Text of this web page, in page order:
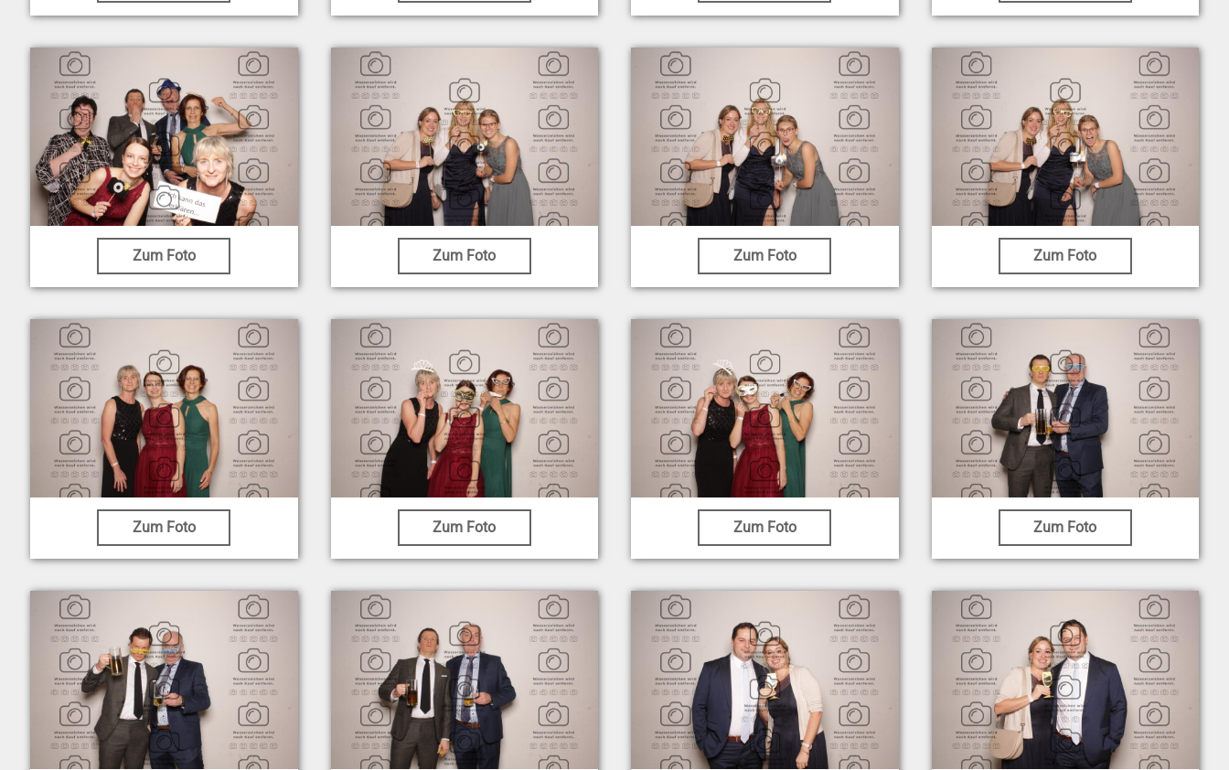
Zum Foto Zum Foto Zum Foto Zum Foto
Zum Foto Zum Foto Zum Foto Zum Foto